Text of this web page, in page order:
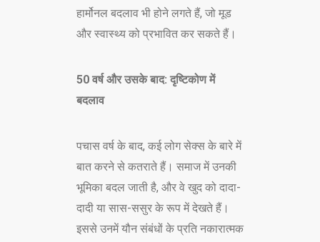
हार्मोनल बदलाव भी होने लगते हैं, जो मूड
और स्वास्थ्य को प्रभावित कर सकते हैं।
50 वर्ष और उसके बाद: दृष्टिकोण में
बदलाव
पचास वर्ष के बाद, कई लोग सेक्स के बारे में
बात करने से कतराते हैं। समाज में उनकी
भूमिका बदल जाती है, और वे खुद को दादा-
दादी या सास-ससुर के रूप में देखते हैं।
इससे उनमें यौन संबंधों के प्रति नकारात्मक